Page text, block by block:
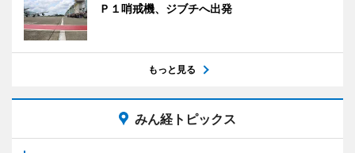
Ｐ１哨戒機、ジブチへ出発
もっと見る
みん経トピックス